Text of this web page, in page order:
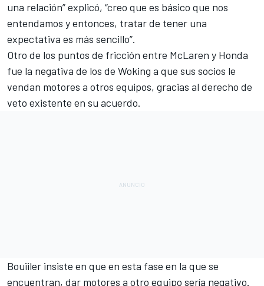
una relación” explicó, “creo que es básico que nos
entendamos y entonces, tratar de tener una
expectativa es más sencillo”.
Otro de los puntos de fricción entre McLaren y Honda
fue la negativa de los de Woking a que sus socios le
vendan motores a otros equipos, gracias al derecho de
veto existente en su acuerdo.
Bouiiler insiste en que en esta fase en la que se
encuentran, dar motores a otro equipo sería negativo.